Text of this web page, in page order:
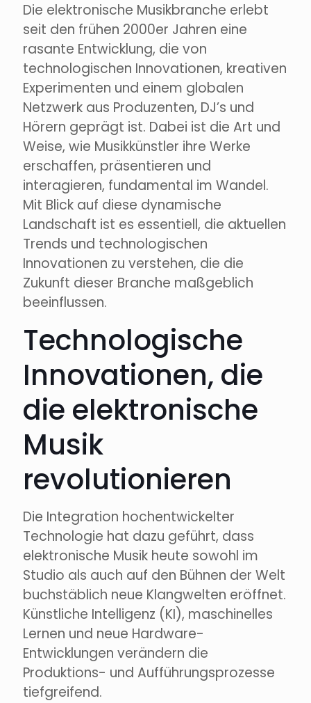
Die elektronische Musikbranche erlebt
seit den frühen 2000er Jahren eine
rasante Entwicklung, die von
technologischen Innovationen, kreativen
Experimenten und einem globalen
Netzwerk aus Produzenten, DJ’s und
Hörern geprägt ist. Dabei ist die Art und
Weise, wie Musikkünstler ihre Werke
erschaffen, präsentieren und
interagieren, fundamental im Wandel.
Mit Blick auf diese dynamische
Landschaft ist es essentiell, die aktuellen
Trends und technologischen
Innovationen zu verstehen, die die
Zukunft dieser Branche maßgeblich
beeinflussen.
Technologische
Innovationen, die
die elektronische
Musik
revolutionieren
Die Integration hochentwickelter
Technologie hat dazu geführt, dass
elektronische Musik heute sowohl im
Studio als auch auf den Bühnen der Welt
buchstäblich neue Klangwelten eröffnet.
Künstliche Intelligenz (KI), maschinelles
Lernen und neue Hardware-
Entwicklungen verändern die
Produktions- und Aufführungsprozesse
tiefgreifend.